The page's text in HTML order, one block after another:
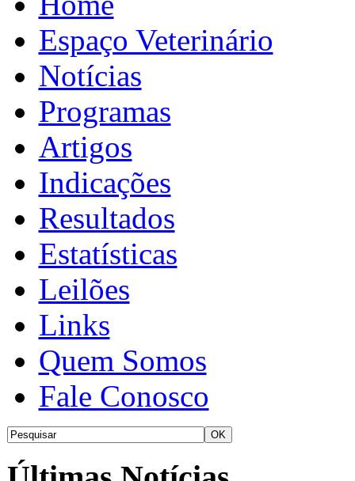
Espaço Veterinário
Notícias
Programas
Artigos
Indicações
Resultados
Estatísticas
Leilões
Links
Quem Somos
Fale Conosco